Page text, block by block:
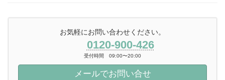
お気軽にお問い合わせください。
0120-900-426
受付時間 09:00〜20:00
メールでお問い合せ